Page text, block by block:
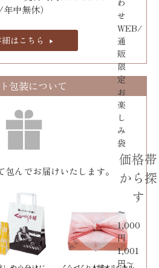
わ
せ
WEB/
通
販
限
定
お
楽
し
み
袋
価格帯
から探
す
〜
1,000
円
1,001
円〜
中無休）
はこちら
包装について
包んでお届けいたします。